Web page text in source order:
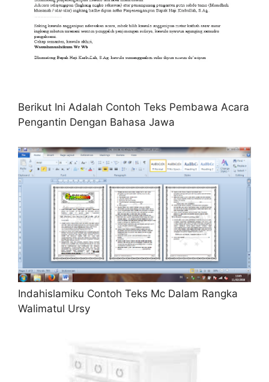
Berikut Ini Adalah Contoh Teks Pembawa Acara
Pengantin Dengan Bahasa Jawa
Indahislamiku Contoh Teks Mc Dalam Rangka
Walimatul Ursy